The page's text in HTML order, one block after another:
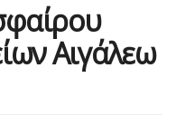
Αιγάλεω